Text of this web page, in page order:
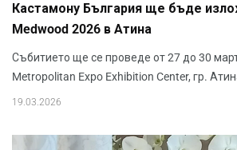
Кастамону България ще бъде
Medwood 2026 в Атина
Събитието ще се проведе от 27 до 30
Metropolitan Expo Exhibition Center, гр.
19.03.2026